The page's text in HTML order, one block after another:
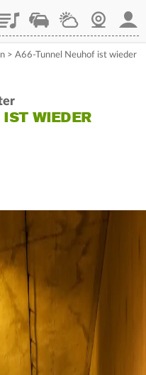
StaupilotWetterWebcam
> A66-Tunnel Neuhof ist wieder
WIEDER